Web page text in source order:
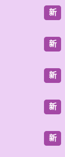
新
新
新
新
新